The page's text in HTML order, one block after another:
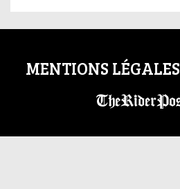
MENTIONS LÉGALES